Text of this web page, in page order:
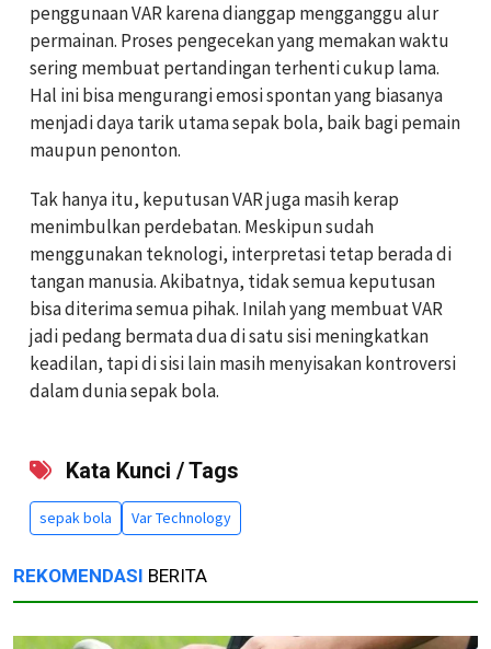
penggunaan VAR karena dianggap mengganggu alur
permainan. Proses pengecekan yang memakan waktu
sering membuat pertandingan terhenti cukup lama.
Hal ini bisa mengurangi emosi spontan yang biasanya
menjadi daya tarik utama sepak bola, baik bagi pemain
maupun penonton.
Tak hanya itu, keputusan VAR juga masih kerap
menimbulkan perdebatan. Meskipun sudah
menggunakan teknologi, interpretasi tetap berada di
tangan manusia. Akibatnya, tidak semua keputusan
bisa diterima semua pihak. Inilah yang membuat VAR
jadi pedang bermata dua di satu sisi meningkatkan
keadilan, tapi di sisi lain masih menyisakan kontroversi
dalam dunia sepak bola.
Kata Kunci / Tags
sepak bola Var Technology
REKOMENDASI BERITA